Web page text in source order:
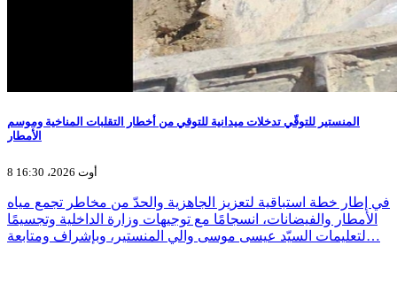
المنستير للتوقّي تدخلات ميدانية للتوقي من أخطار التقلبات المناخية وموسم
الأمطار
8 أوت 2026، 16:30
في إطار خطة استباقية لتعزيز الجاهزية والحدّ من مخاطر تجمع مياه
الأمطار والفيضانات، انسجامًا مع توجيهات وزارة الداخلية وتجسيمًا
لتعليمات السيّد عيسى موسى والي المنستير، وبإشراف ومتابعة…